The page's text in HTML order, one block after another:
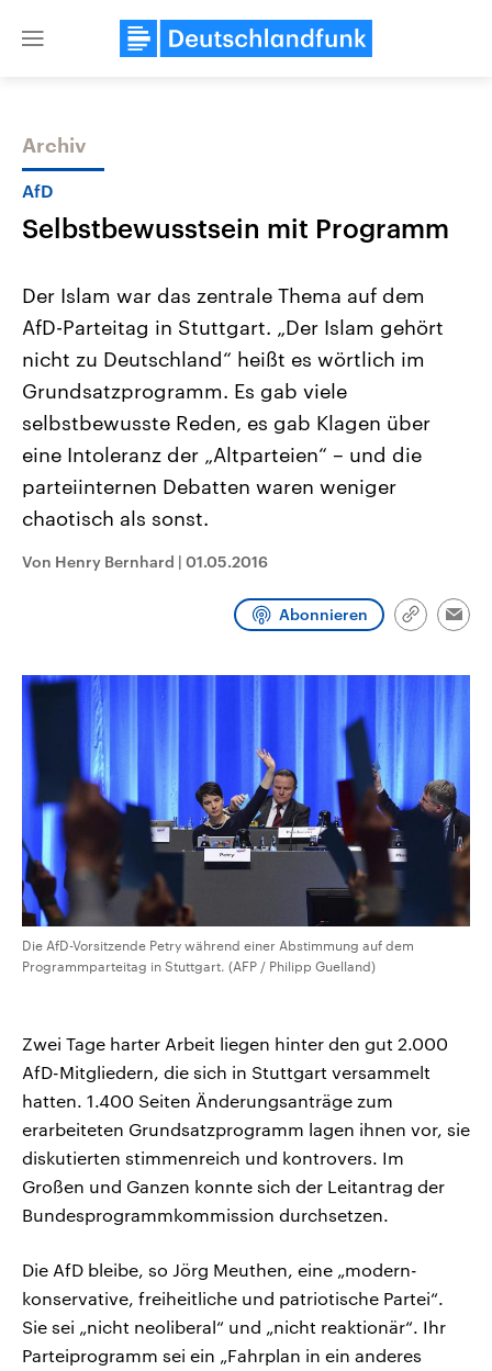
Close
Themen
Landtagswahl Sachsen-Anhalt
2026
Alle Informationen
Sachsen-Anhalt wählt am 6.
September 2026 einen neuen
Landtag. Seit 2021 wird das
Bundesland von einer Koalition aus
Umfragen, Prognosen,
und Hintergründe zu den Parteien
und Kandidaten der anstehenden
USA
Aktuelle Beiträge,
Hintergründe
Wirtschaftlich und
gehören die Vereinigten
mit großem Einfluss auf
Sendungen Programm
Archiv
AfD
Selbstbewusstsein mit Programm
Der Islam war das zentrale Thema auf dem
AfD-Parteitag in Stuttgart. „Der Islam gehört
nicht zu Deutschland“ heißt es wörtlich im
Grundsatzprogramm. Es gab viele
selbstbewusste Reden, es gab Klagen über
eine Intoleranz der „Altparteien“ – und die
parteiinternen Debatten waren weniger
chaotisch als sonst.
Von Henry Bernhard | 01.05.2016
Abonnieren
Link
Die AfD-Vorsitzende Petry während einer Abstimmung auf dem
Programmparteitag in Stuttgart. (AFP / Philipp Guelland)
Zwei Tage harter Arbeit liegen hinter den gut 2.000
AfD-Mitgliedern, die sich in Stuttgart versammelt
hatten. 1.400 Seiten Änderungsanträge zum
erarbeiteten Grundsatzprogramm lagen ihnen vor, sie
diskutierten stimmenreich und kontrovers. Im
Großen und Ganzen konnte sich der Leitantrag der
Bundesprogrammkommission durchsetzen.
Die AfD bleibe, so Jörg Meuthen, eine „modern-
konservative, freiheitliche und patriotische Partei“.
Sie sei „nicht neoliberal“ und „nicht reaktionär“. Ihr
Parteiprogramm sei ein „Fahrplan in ein anderes